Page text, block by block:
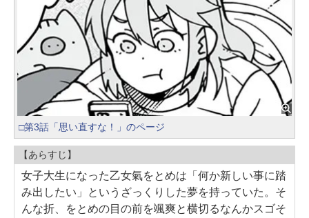
□第3話「思い直すな！」のページ
【あらすじ】
女子大生になった乙女氣をとめは「何か新しい事に踏
み出したい」というざっくりした夢を持っていた。そ
んな折、をとめの目の前を颯爽と横切るなんかスゴそ